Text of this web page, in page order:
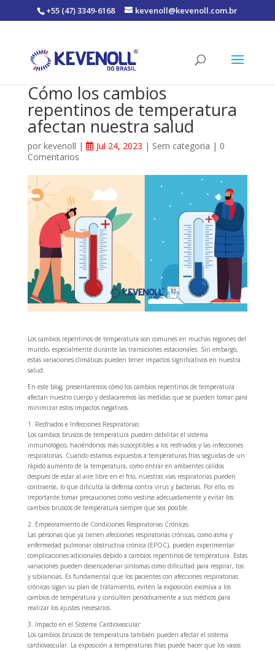
+55 (47) 3349-6168 kevenoll@kevenoll.com.br
Cómo los cambios
repentinos de temperatura
afectan nuestra salud
por kevenoll | Jul 24, 2023 | Sem categoria | 0
Comentarios
Los cambios repentinos de temperatura son comunes en muchas regiones del
mundo, especialmente durante las transiciones estacionales. Sin embargo,
estas variaciones climáticas pueden tener impactos significativos en nuestra
salud.
En este blog, presentaremos cómo los cambios repentinos de temperatura
afectan nuestro cuerpo y destacaremos las medidas que se pueden tomar para
minimizar estos impactos negativos.
1. Resfriados e Infecciones Respiratorias:
Los cambios bruscos de temperatura pueden debilitar el sistema
inmunológico, haciéndonos más susceptibles a los resfriados y las infecciones
respiratorias. Cuando estamos expuestos a temperaturas frías seguidas de un
rápido aumento de la temperatura, como entrar en ambientes cálidos
después de estar al aire libre en el frío, nuestras vías respiratorias pueden
contraerse, lo que dificulta la defensa contra virus y bacterias. Por ello, es
importante tomar precauciones como vestirse adecuadamente y evitar los
cambios bruscos de temperatura siempre que sea posible.
2. Empeoramiento de Condiciones Respiratorias Crónicas:
Las personas que ya tienen afecciones respiratorias crónicas, como asma y
enfermedad pulmonar obstructiva crónica (EPOC), pueden experimentar
complicaciones adicionales debido a cambios repentinos de temperatura. Estas
variaciones pueden desencadenar síntomas como dificultad para respirar, tos
y sibilancias. Es fundamental que los pacientes con afecciones respiratorias
crónicas sigan su plan de tratamiento, eviten la exposición excesiva a los
cambios de temperatura y consulten periódicamente a sus médicos para
realizar los ajustes necesarios.
3. Impacto en el Sistema Cardiovascular:
Los cambios bruscos de temperatura también pueden afectar el sistema
cardiovascular. La exposición a temperaturas frías puede hacer que los vasos